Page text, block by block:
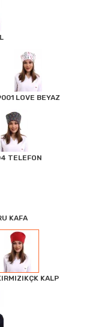
LOVE BEYAZ
TELEFON
KAFA
KALP